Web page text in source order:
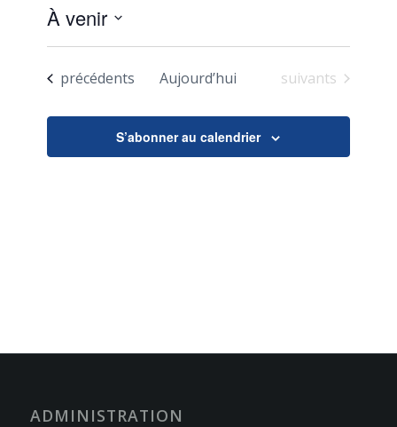
À venir
Sélectionnez
date.
Évènements
précédents Aujourd’hui Évènements
suivants
S’abonner au calendrier
ADMINISTRATION